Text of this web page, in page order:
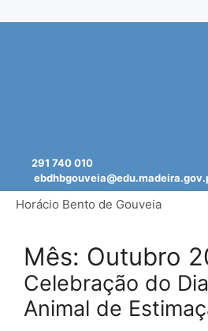
291 740 010
Horácio Bento de Gouveia
Mês: Outubro
Celebração do
Animal de